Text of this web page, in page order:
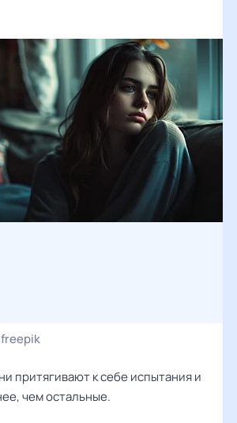
притягивают к себе испытания и
чем остальные.